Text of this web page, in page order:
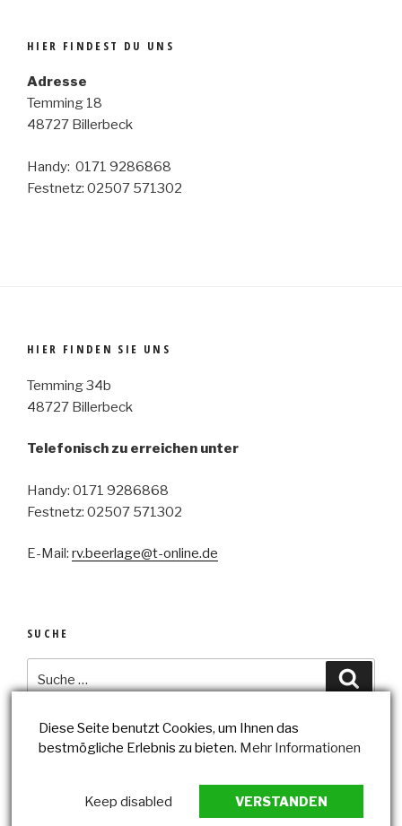
HIER FINDEST DU UNS
Adresse
Temming 18
48727 Billerbeck
Handy: 0171 9286868
Festnetz: 02507 571302
HIER FINDEN SIE UNS
Temming 34b
48727 Billerbeck
Telefonisch zu erreichen unter
Handy: 0171 9286868
Festnetz: 02507 571302
E-Mail: rv.beerlage@t-online.de
SUCHE
nach:
Diese Seite benutzt Cookies, um Ihnen das
bestmögliche Erlebnis zu bieten. Mehr Informationen
VERSTANDEN
Keep disabled